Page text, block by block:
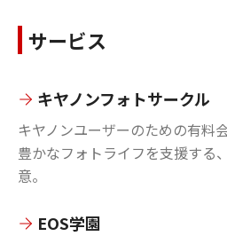
サービス
キヤノンフォトサークル
キヤノンユーザーのための有料
豊かなフォトライフを支援する
意。
EOS学園